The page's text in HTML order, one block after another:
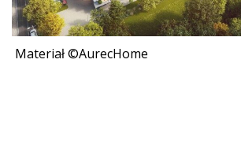
Materiał ©AurecHome